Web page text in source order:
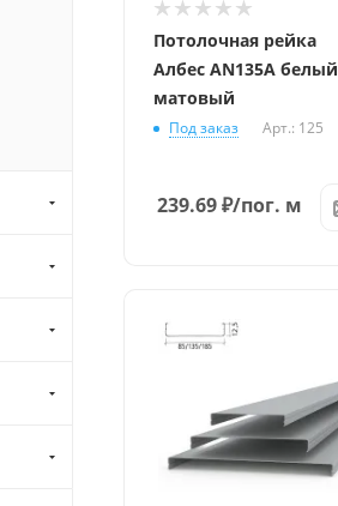
Потолочная рейка
Албес AN135A белый
матовый
Под заказ Арт.: 125
239.69₽/пог. м